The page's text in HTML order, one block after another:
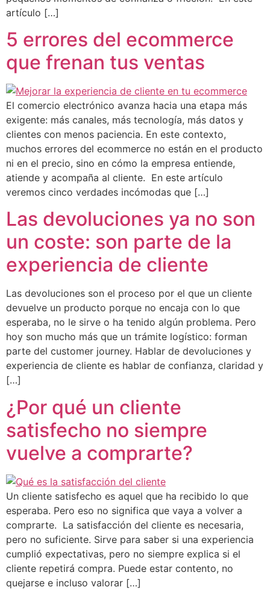
artículo […]
5 errores del ecommerce
que frenan tus ventas
El comercio electrónico avanza hacia una etapa más
exigente: más canales, más tecnología, más datos y
clientes con menos paciencia. En este contexto,
muchos errores del ecommerce no están en el producto
ni en el precio, sino en cómo la empresa entiende,
atiende y acompaña al cliente. En este artículo
veremos cinco verdades incómodas que […]
Las devoluciones ya no son
un coste: son parte de la
experiencia de cliente
Las devoluciones son el proceso por el que un cliente
devuelve un producto porque no encaja con lo que
esperaba, no le sirve o ha tenido algún problema. Pero
hoy son mucho más que un trámite logístico: forman
parte del customer journey. Hablar de devoluciones y
experiencia de cliente es hablar de confianza, claridad y
[…]
¿Por qué un cliente
satisfecho no siempre
vuelve a comprarte?
Un cliente satisfecho es aquel que ha recibido lo que
esperaba. Pero eso no significa que vaya a volver a
comprarte. La satisfacción del cliente es necesaria,
pero no suficiente. Sirve para saber si una experiencia
cumplió expectativas, pero no siempre explica si el
cliente repetirá compra. Puede estar contento, no
quejarse e incluso valorar […]